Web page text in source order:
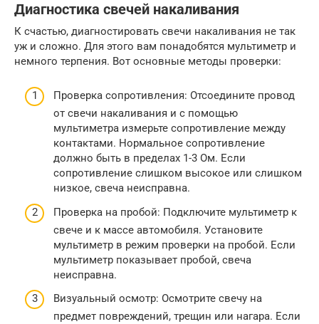
Диагностика свечей накаливания
К счастью, диагностировать свечи накаливания не так
уж и сложно. Для этого вам понадобятся мультиметр и
немного терпения. Вот основные методы проверки:
Проверка сопротивления: Отсоедините провод
от свечи накаливания и с помощью
мультиметра измерьте сопротивление между
контактами. Нормальное сопротивление
должно быть в пределах 1-3 Ом. Если
сопротивление слишком высокое или слишком
низкое, свеча неисправна.
Проверка на пробой: Подключите мультиметр к
свече и к массе автомобиля. Установите
мультиметр в режим проверки на пробой. Если
мультиметр показывает пробой, свеча
неисправна.
Визуальный осмотр: Осмотрите свечу на
предмет повреждений, трещин или нагара. Если